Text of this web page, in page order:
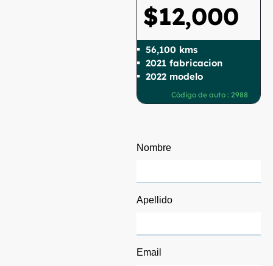
$12,000
56,100 kms
2021 fabricacion
2022 modelo
Código de auto : 2988